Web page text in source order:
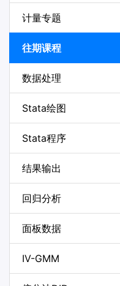
计量专题
往期课程
数据处理
Stata绘图
Stata程序
结果输出
回归分析
面板数据
IV-GMM